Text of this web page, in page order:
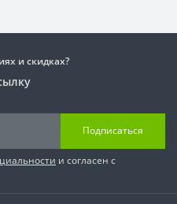
и скидках?
Подписаться
и согласен с